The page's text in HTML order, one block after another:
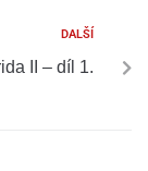
DALŠÍ
II – díl 1.